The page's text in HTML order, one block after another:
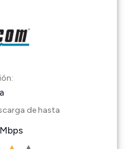
de hasta
Mbps